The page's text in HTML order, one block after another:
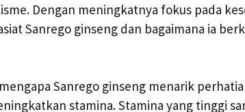
Dengan meningkatnya fokus pada
Sanrego ginseng dan bagaimana ia
Sanrego ginseng menarik
stamina. Stamina yang tinggi